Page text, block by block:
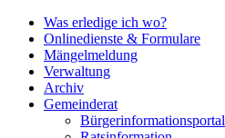
Was erledige ich wo?
Onlinedienste & Formulare
Mängelmeldung
Verwaltung
Archiv
Gemeinderat
Bürgerinformationsportal